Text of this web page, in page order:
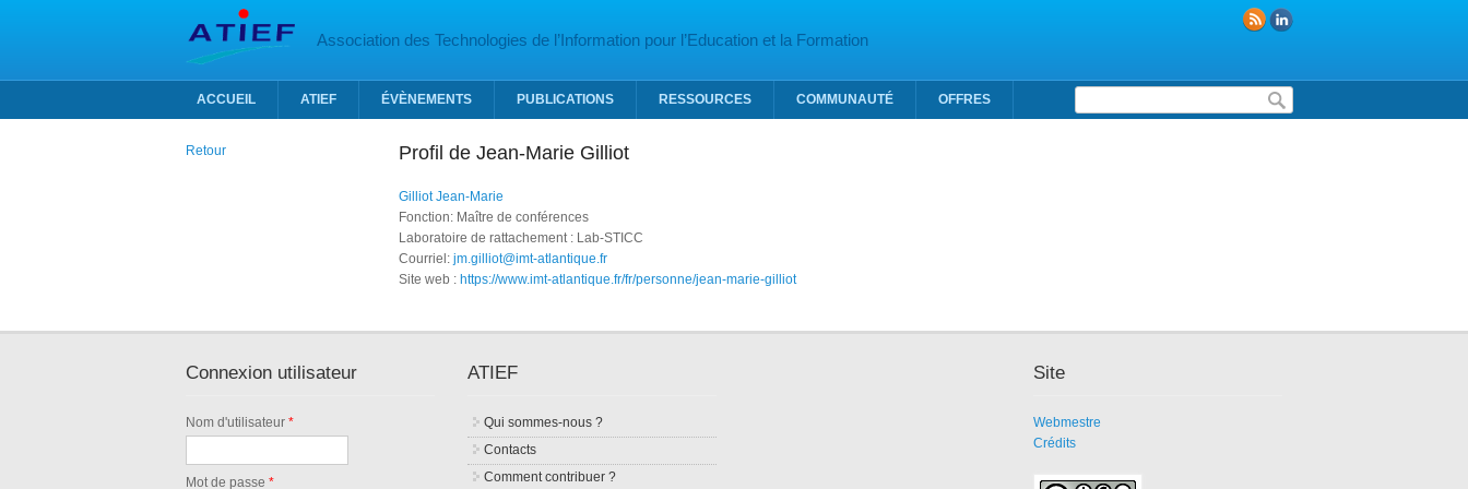
Association des Technologies de l’Information pour l’Education et la Formation
Formulaire de recherche
ACCUEIL ATIEF ÉVÈNEMENTS PUBLICATIONS RESSOURCES COMMUNAUTÉ OFFRES
Profil de Jean-Marie Gilliot
Gilliot Jean-Marie
Fonction: Maître de conférences
Laboratoire de rattachement : Lab-STICC
Courriel: jm.gilliot@imt-atlantique.fr
Site web : https://www.imt-atlantique.fr/fr/personne/jean-marie-gilliot
Retour
Connexion utilisateur
Nom d'utilisateur*
Mot de passe*
ATIEF
Qui sommes-nous ?
Contacts
Comment contribuer ?
Site
Webmestre
Crédits